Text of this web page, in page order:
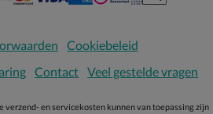
Cookiebeleid
Contact Veel gestelde vragen
verzend- en servicekosten kunnen van toepassing zijn